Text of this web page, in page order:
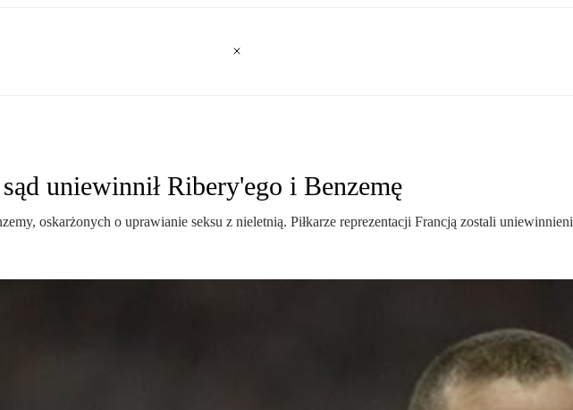
uniewinnił Ribery'ego i Benzemę
oskarżonych o uprawianie seksu z nieletnią. Piłkarze reprezentacji Francją zostali uniewinnieni